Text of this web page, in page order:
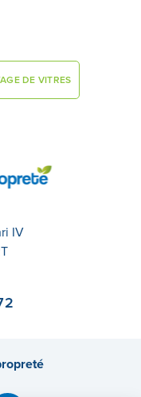
DE VITRES
IV